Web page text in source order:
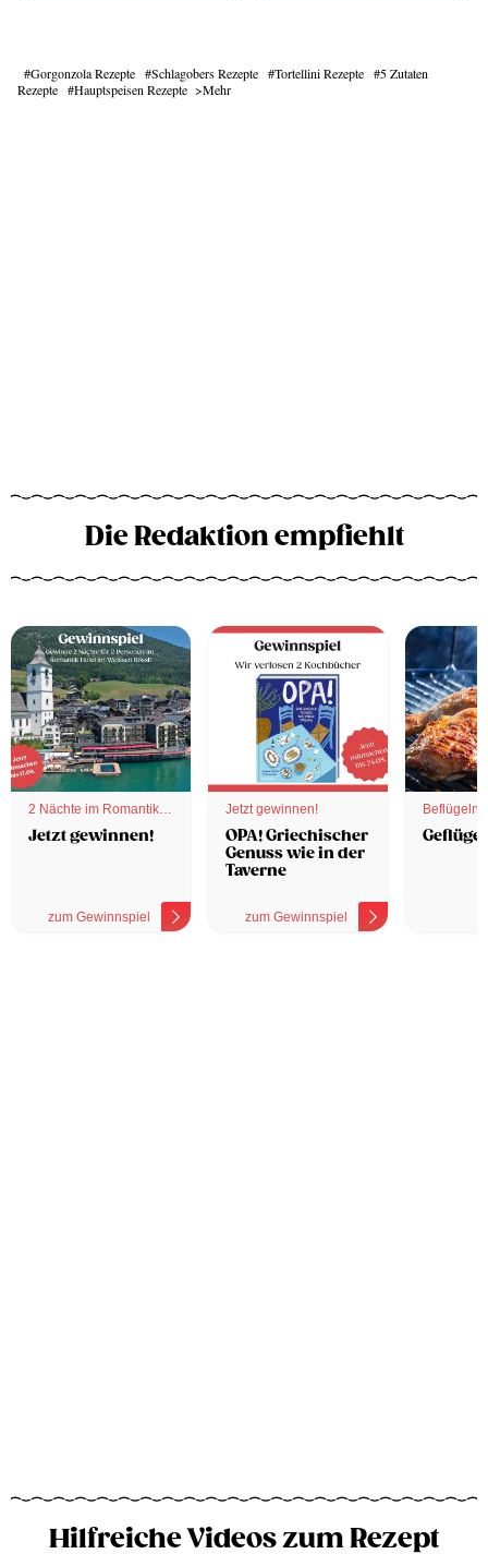
Gorgonzola Rezepte Schlagobers Rezepte Tortellini Rezepte
5 Zutaten
Rezepte
Hauptspeisen Rezepte Mehr
Die Redaktion empfiehlt
2 Nächte im Romantik
Hotel
Jetzt gewinnen!
zum Gewinnspiel
Jetzt gewinnen!
OPA! Griechischer
Genuss wie in der
Taverne
zum Gewinnspiel
Hilfreiche Videos zum Rezept